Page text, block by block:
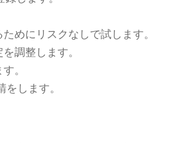
めにリスクなしで試します。
調整します。
。
します。